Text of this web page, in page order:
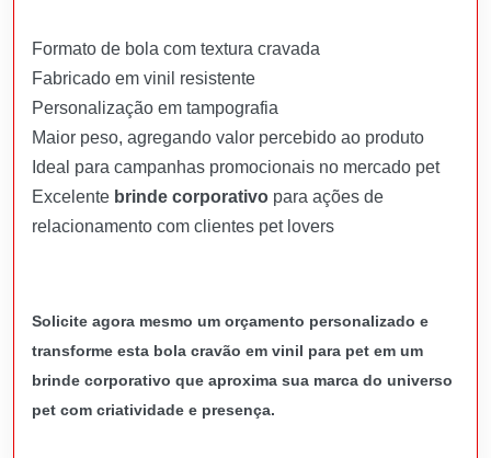
Formato de bola com textura cravada
Fabricado em vinil resistente
Personalização em tampografia
Maior peso, agregando valor percebido ao produto
Ideal para campanhas promocionais no mercado pet
Excelente brinde corporativo para ações de
relacionamento com clientes pet lovers
Solicite agora mesmo um orçamento personalizado e
transforme esta bola cravão em vinil para pet em um
brinde corporativo que aproxima sua marca do universo
pet com criatividade e presença.